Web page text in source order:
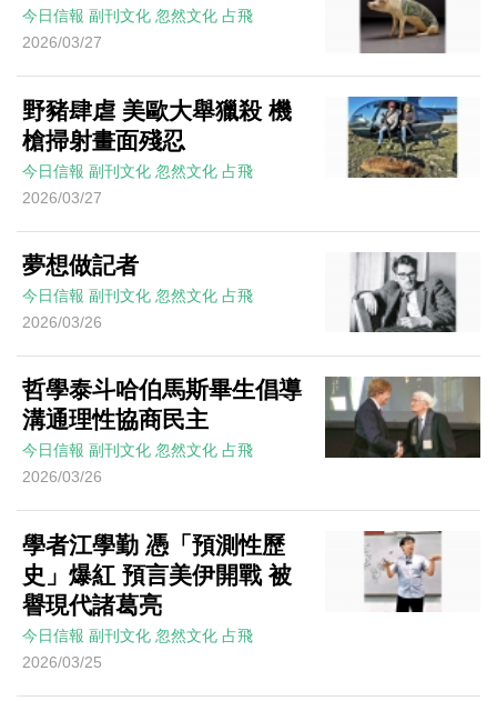
今日信報 副刊文化 忽然文化 占飛
2026/03/27
野豬肆虐 美歐大舉獵殺 機
槍掃射畫面殘忍
今日信報 副刊文化 忽然文化 占飛
2026/03/27
夢想做記者
今日信報 副刊文化 忽然文化 占飛
2026/03/26
哲學泰斗哈伯馬斯畢生倡導
溝通理性協商民主
今日信報 副刊文化 忽然文化 占飛
2026/03/26
學者江學勤 憑「預測性歷
史」爆紅 預言美伊開戰 被
譽現代諸葛亮
今日信報 副刊文化 忽然文化 占飛
2026/03/25